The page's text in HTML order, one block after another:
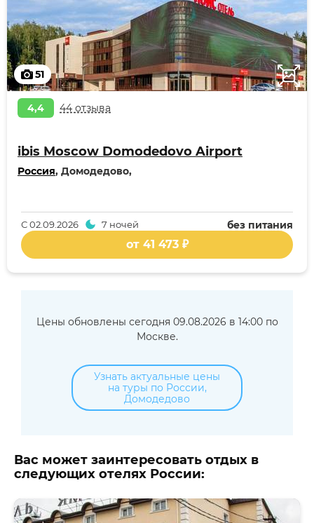
51
4,4 44 отзыва
ibis Moscow Domodedovo Airport
Россия, Домодедово,
без питания
С02.09.2026 7 ночей
от 41 473 ₽
Цены обновлены сегодня 09.08.2026 в 14:00 по
Москве.
Узнать актуальные цены
на туры по России,
Домодедово
Вас может заинтересовать отдых в
следующих отелях России: